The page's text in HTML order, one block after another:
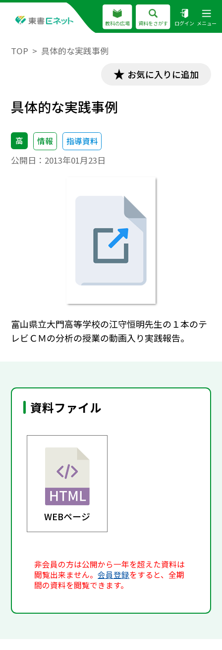
教科の広場 資料をさがす ログイン メニュー
TOP 具体的な実践事例
お気に入りに追加
具体的な実践事例
高 情報 指導資料
公開日： 2013年01月23日
富山県立大門高等学校の江守恒明先生の１本のテ
レビＣＭの分析の授業の動画入り実践報告。
資料ファイル
WEBページ
非会員の方は公開から一年を超えた資料は
閲覧出来ません。会員登録をすると、全期
間の資料を閲覧できます。